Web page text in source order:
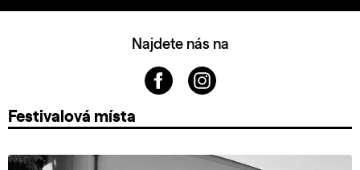
Najdete nás na
Festivalová místa